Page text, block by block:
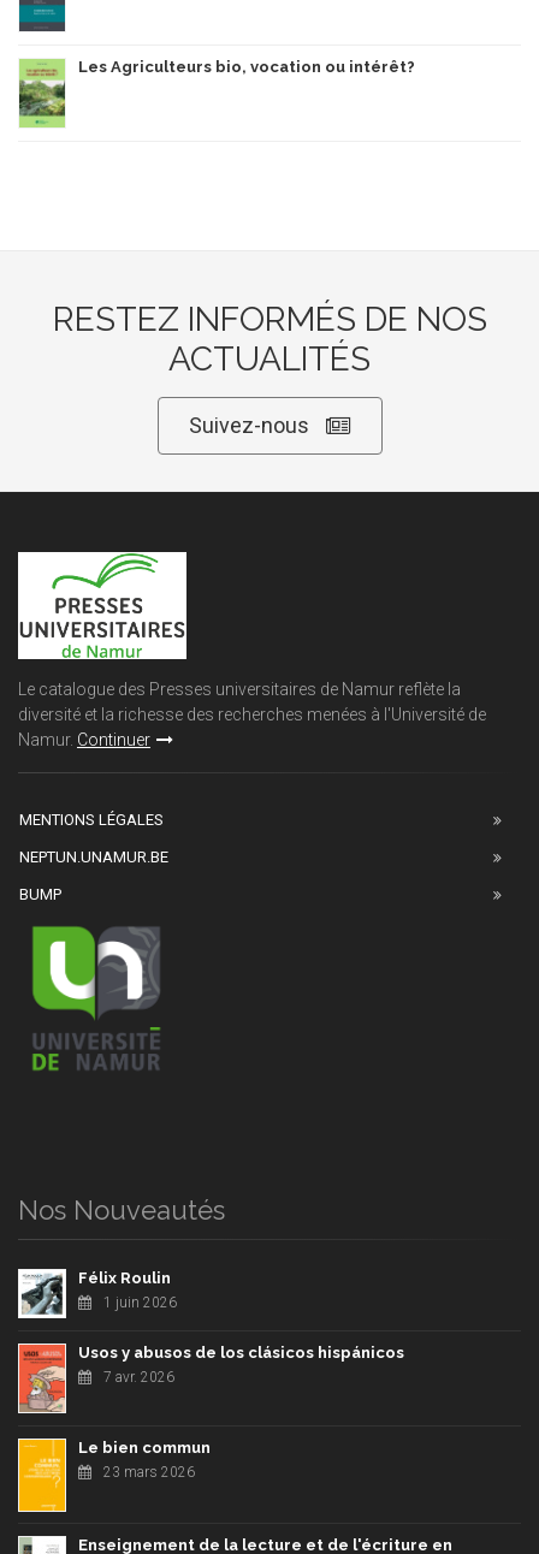
Les Agriculteurs bio, vocation ou intérêt?
RESTEZ INFORMÉS DE NOS
ACTUALITÉS
Suivez-nous
Le catalogue des Presses universitaires de Namur reflète la
diversité et la richesse des recherches menées à l'Université de
Namur. Continuer
MENTIONS LÉGALES
NEPTUN.UNAMUR.BE
BUMP
Nos Nouveautés
Félix Roulin
1 juin 2026
Usos y abusos de los clásicos hispánicos
7 avr. 2026
Le bien commun
23 mars 2026
Enseignement de la lecture et de l'écriture en